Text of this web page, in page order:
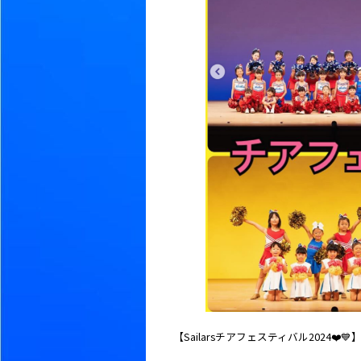
【Sailarsチアフェスティバル2024❤️💙